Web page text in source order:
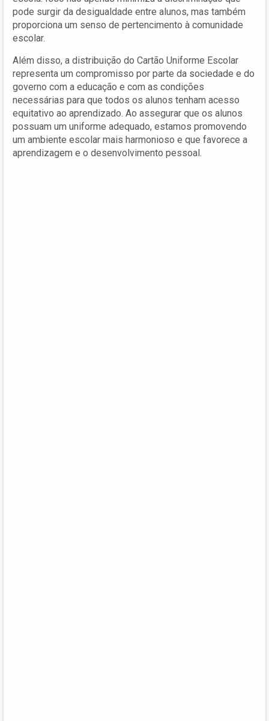
pode surgir da desigualdade entre alunos, mas também
proporciona um senso de pertencimento à comunidade
escolar.
Além disso, a distribuição do Cartão Uniforme Escolar
representa um compromisso por parte da sociedade e do
governo com a educação e com as condições
necessárias para que todos os alunos tenham acesso
equitativo ao aprendizado. Ao assegurar que os alunos
possuam um uniforme adequado, estamos promovendo
um ambiente escolar mais harmonioso e que favorece a
aprendizagem e o desenvolvimento pessoal.